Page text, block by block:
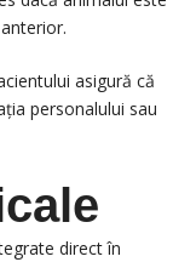
asigură că
personalului sau
direct în